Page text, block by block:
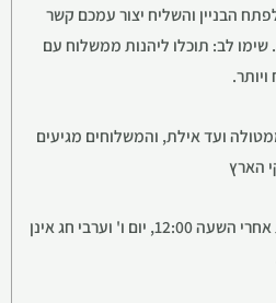
הבניין והשליח יצור עמכם קשר
לב: תוכלו ליהנות ממשלוח עם
ועד אילת, והמשלוחים מגיעים
(שימו לב: הזמנות שמתקבלות אחרי השעה 12:00, יום ו' וערבי חג אינן